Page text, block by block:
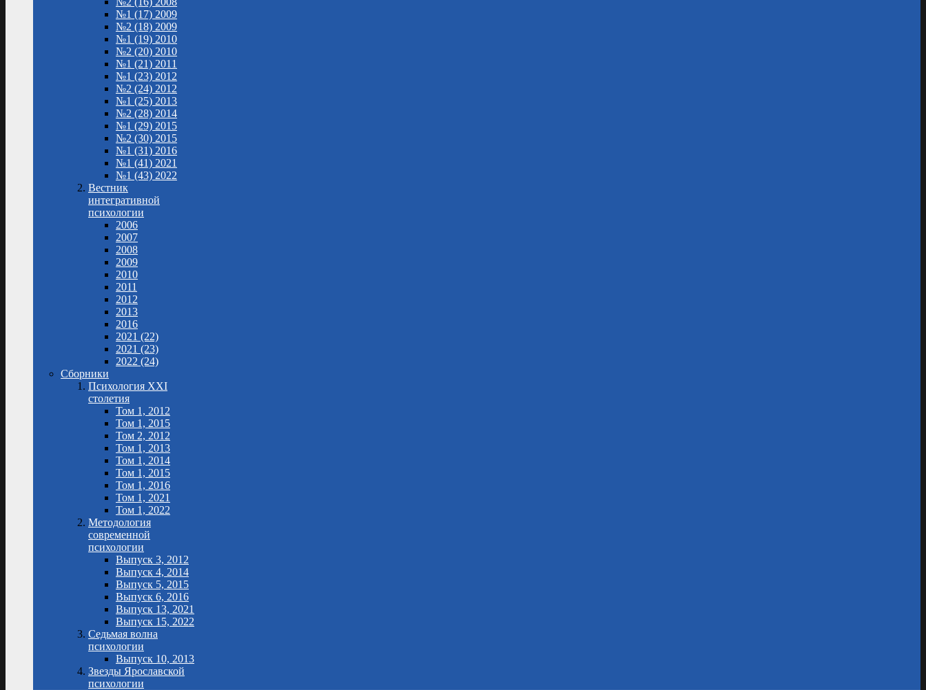
№1 (17) 2009
№2 (18) 2009
№1 (19) 2010
№2 (20) 2010
№1 (21) 2011
№1 (23) 2012
№2 (24) 2012
№1 (25) 2013
№2 (28) 2014
№1 (29) 2015
№2 (30) 2015
№1 (31) 2016
№1 (41) 2021
№1 (43) 2022
Вестник
интегративной
психологии
2006
2007
2008
2009
2010
2011
2012
2013
2016
2021 (22)
2021 (23)
2022 (24)
Сборники
Психология XXI
столетия
Том 1, 2012
Том 1, 2015
Том 2, 2012
Том 1, 2013
Том 1, 2014
Том 1, 2015
Том 1, 2016
Том 1, 2021
Том 1, 2022
Методология
современной
психологии
Выпуск 3, 2012
Выпуск 4, 2014
Выпуск 5, 2015
Выпуск 6, 2016
Выпуск 13, 2021
Выпуск 15, 2022
Седьмая волна
психологии
Выпуск 10, 2013
Звезды Ярославской
психологии